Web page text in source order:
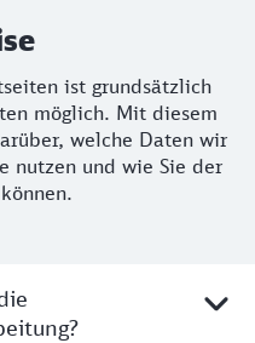
ist grundsätzlich
möglich. Mit diesem
welche Daten wir
nutzen und wie Sie der